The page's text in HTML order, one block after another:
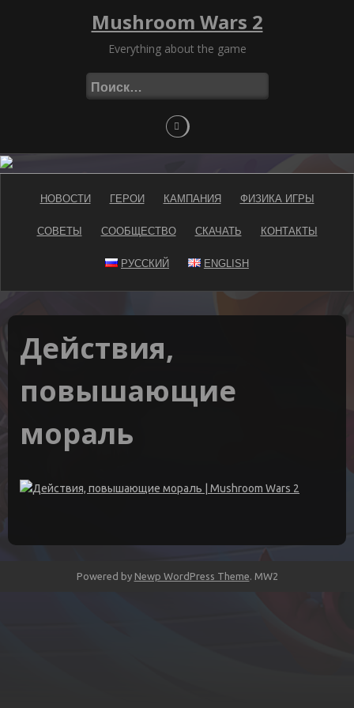
Mushroom Wars 2
Everything about the game
Найти:
НОВОСТИ ГЕРОИ КАМПАНИЯ ФИЗИКА ИГРЫ
СОВЕТЫ СООБЩЕСТВО СКАЧАТЬ КОНТАКТЫ
РУССКИЙ ENGLISH
Действия,
повышающие
мораль
Powered by Newp WordPress Theme. MW2